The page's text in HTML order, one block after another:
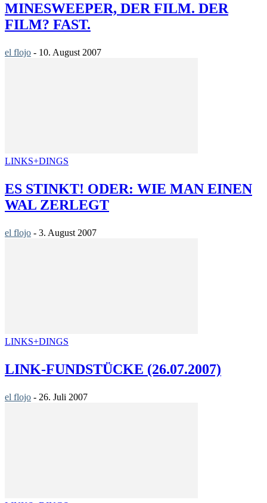
MINESWEEPER, DER FILM. DER
FILM? FAST.
el flojo - 10. August 2007
LINKS+DINGS
ES STINKT! ODER: WIE MAN EINEN
WAL ZERLEGT
el flojo - 3. August 2007
LINKS+DINGS
LINK-FUNDSTÜCKE (26.07.2007)
el flojo - 26. Juli 2007